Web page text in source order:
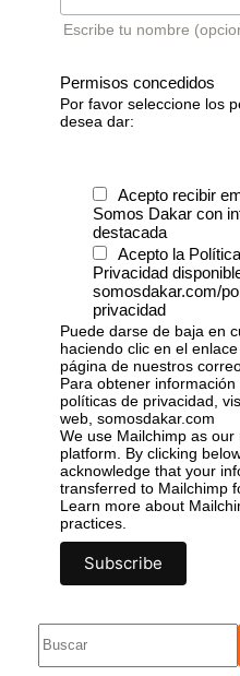
Escribe tu nombre
Permisos concedidos
Por favor seleccione los
desea dar:
Acepto recibir
Somos Dakar con
destacada
Acepto la
Privacidad
somosdakar.com/
privacidad
Puede darse de baja en
haciendo clic en el
página de nuestros
Para obtener
políticas de privacidad,
web, somosdakar.com
We use Mailchimp as our
platform. By clicking
acknowledge that your
transferred to Mailchimp
Learn more about
practices.